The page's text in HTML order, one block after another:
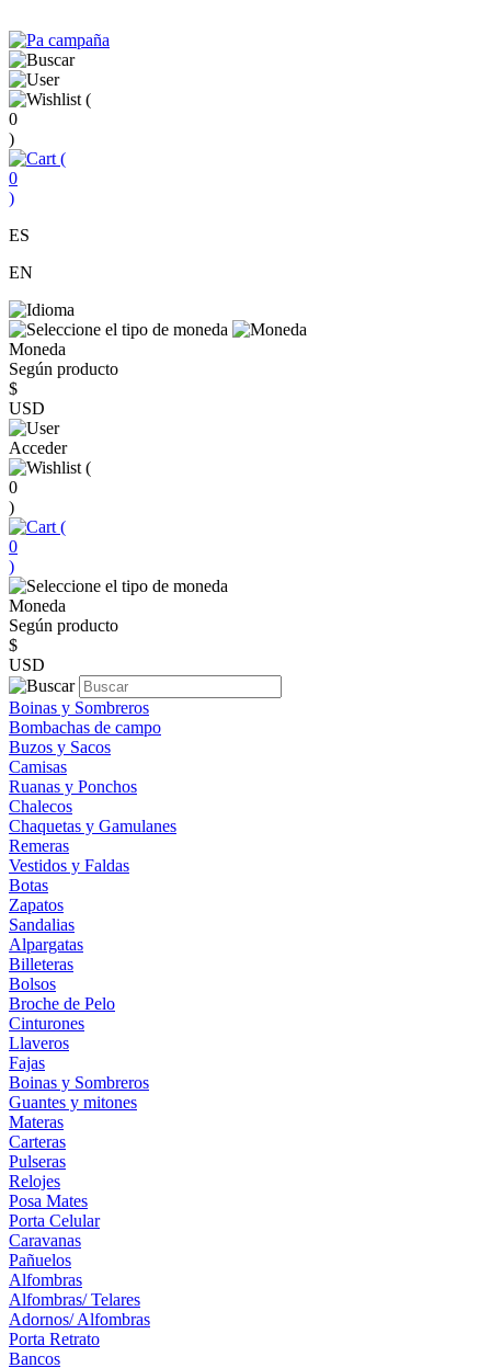
(
0
)
(
0
)
ES
EN
Moneda
Según producto
$
USD
Acceder
(
0
)
(
0
)
Moneda
Según producto
$
USD
Boinas y Sombreros
Bombachas de campo
Buzos y Sacos
Camisas
Ruanas y Ponchos
Chalecos
Chaquetas y Gamulanes
Remeras
Vestidos y Faldas
Botas
Zapatos
Sandalias
Alpargatas
Billeteras
Bolsos
Broche de Pelo
Cinturones
Llaveros
Fajas
Boinas y Sombreros
Guantes y mitones
Materas
Carteras
Pulseras
Relojes
Posa Mates
Porta Celular
Caravanas
Pañuelos
Alfombras
Alfombras/ Telares
Adornos/ Alfombras
Porta Retrato
Bancos